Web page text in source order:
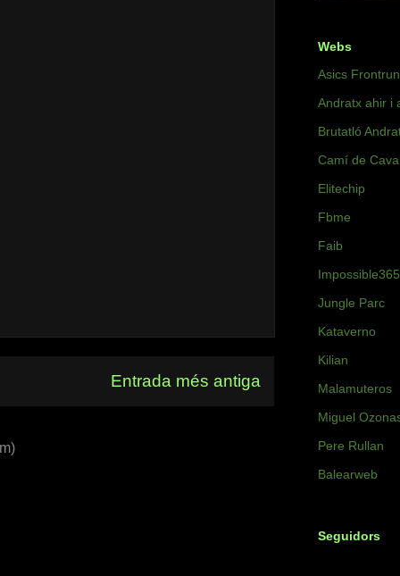
Entrada més antiga
Webs
Asics
Andratx ahir i
Brutatló
Camí de
Elitechip
Fbme
Faib
Impossible365
Jungle Parc
Kataverno
Kilian
Malamuteros
Miguel
Pere Rullan
Balearweb
Seguidors